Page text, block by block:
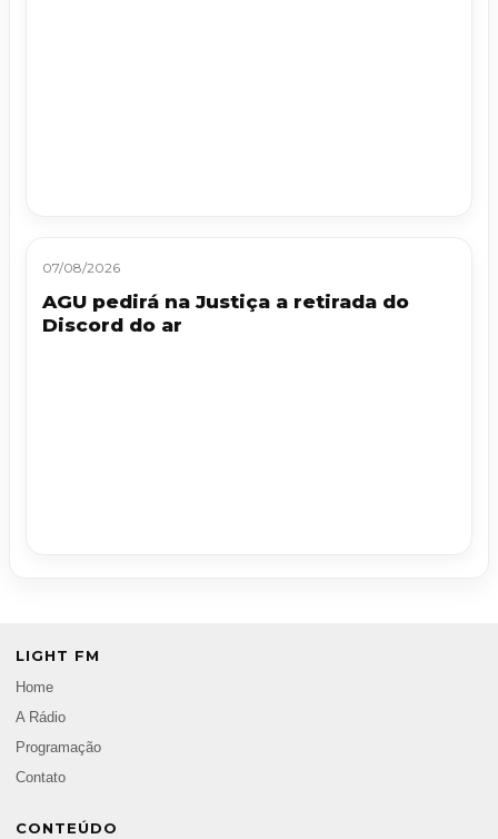
07/08/2026
AGU pedirá na Justiça a retirada do
Discord do ar
LIGHT FM
Home
A Rádio
Programação
Contato
CONTEÚDO